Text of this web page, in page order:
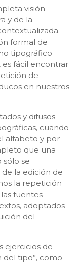
visión
y de la
formal de
tipográfico
es fácil encontrar
de
en nuestros
y difusos
cuando
alfabeto y por
que una
se
la edición de
la repetición
fuentes
adoptados
del
ejercicios de
del tipo”, como